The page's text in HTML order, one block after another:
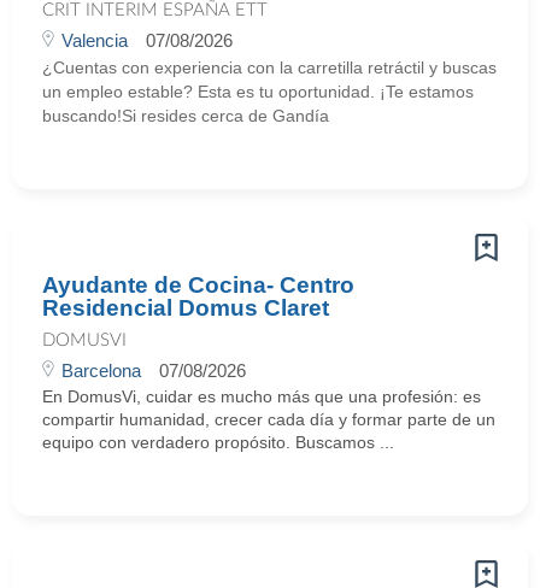
CRIT INTERIM ESPAÑA ETT
Valencia 07/08/2026
¿Cuentas con experiencia con la carretilla retráctil y buscas
un empleo estable? Esta es tu oportunidad. ¡Te estamos
buscando!Si resides cerca de Gandía
Ayudante de Cocina- Centro
Residencial Domus Claret
DOMUSVI
Barcelona 07/08/2026
En DomusVi, cuidar es mucho más que una profesión: es
compartir humanidad, crecer cada día y formar parte de un
equipo con verdadero propósito. Buscamos ...